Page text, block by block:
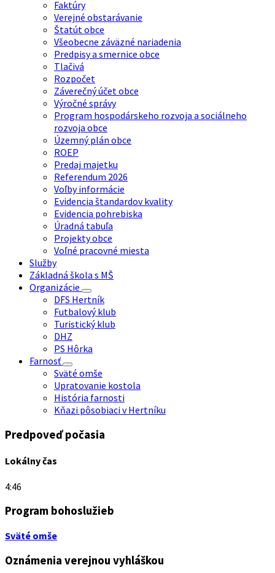
Faktúry
Verejné obstarávanie
Štatút obce
Všeobecne záväzné nariadenia
Predpisy a smernice obce
Tlačivá
Rozpočet
Záverečný účet obce
Výročné správy
Program hospodárskeho rozvoja a sociálneho
rozvoja obce
Územný plán obce
ROEP
Predaj majetku
Referendum 2026
Voľby informácie
Evidencia štandardov kvality
Evidencia pohrebiska
Úradná tabuľa
Projekty obce
Voľné pracovné miesta
Služby
Základná škola s MŠ
Organizácie
DFS Hertník
Futbalový klub
Turistický klub
DHZ
PS Hôrka
Farnosť
Sväté omše
Upratovanie kostola
História farnosti
Kňazi pôsobiaci v Hertníku
Predpoveď počasia
Lokálny čas
4:46
Program bohoslužieb
Sväté omše
Oznámenia verejnou vyhláškou